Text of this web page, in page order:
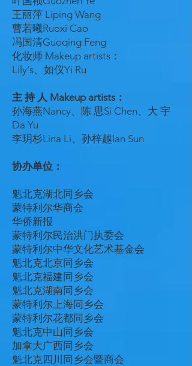
王丽萍 Liping Wang
曹若曦Ruoxi Cao
冯国清Guoqing Feng
化妆师 Makeup artists：
Lily's、如仪Yi Ru
主 持 人 Makeup artists：
孙海燕Nancy、陈 思Si Chen、大 宇
Da Yu
李玥杉Lina Li、孙梓越Ian Sun
协办单位：
魁北克湖北同乡会
蒙特利尔华商会
华侨新报
蒙特利尔民治洪门执委会
蒙特利尔中华文化艺术基金会
魁北克北京同乡会
魁北克福建同乡会
魁北克湖南同乡会
蒙特利尔上海同乡会
蒙特利尔花都同乡会
魁北克中山同乡会
加拿大广西同乡会
魁北克四川同乡会暨商会